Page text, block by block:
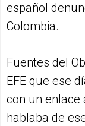
español
Colombia.
Fuentes del
EFE que ese
con un enlace
hablaba de